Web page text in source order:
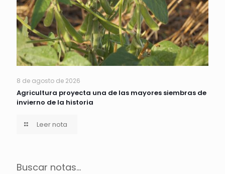
8 de agosto de 2026
Agricultura proyecta una de las mayores siembras de
invierno de la historia
Leer nota
Buscar notas...